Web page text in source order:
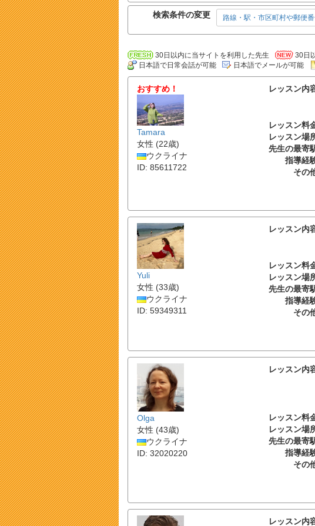
検索条件の変更 路線・駅・市区町村や郵便
30日以内に当サイトを利用した先生
30日
日本語で日常会話が可能
日本語でメールが可能
おすすめ！
Tamara
女性 (22歳)
ウクライナ
ID: 85611722
レッスン内
レッスン料
レッスン場
先生の最寄
指導経
その
Yuli
女性 (33歳)
ウクライナ
ID: 59349311
レッスン内
レッスン料
レッスン場
先生の最寄
指導経
その
Olga
女性 (43歳)
ウクライナ
ID: 32020220
レッスン内
レッスン料
レッスン場
先生の最寄
指導経
その
レッスン内